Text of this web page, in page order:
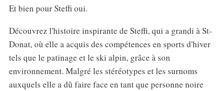
Et bien pour Steffi oui.
Découvrez l'histoire inspirante de Steffi, qui a grandi à St-
Donat, où elle a acquis des compétences en sports d'hiver
tels que le patinage et le ski alpin, grâce à son
environnement. Malgré les stéréotypes et les surnoms
auxquels elle a dû faire face en tant que personne noire